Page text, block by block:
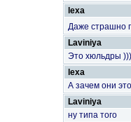
lexa
Даже страшно
Laviniya
Это хюльдры
lexa
А зачем они
Laviniya
ну типа того